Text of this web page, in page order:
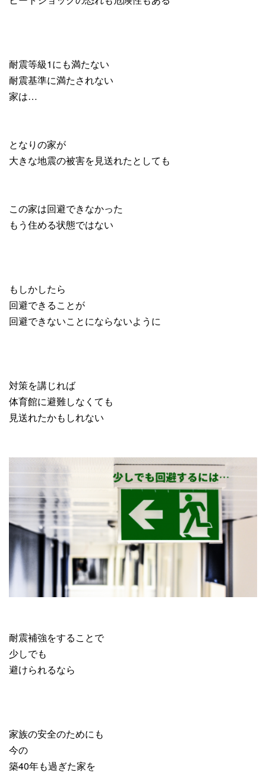
耐震等級1にも満たない
耐震基準に満たされない
家は…
となりの家が
大きな地震の被害を見送れたとしても
この家は回避できなかった
もう住める状態ではない
もしかしたら
回避できることが
回避できないことにならないように
対策を講じれば
体育館に避難しなくても
見送れたかもしれない
耐震補強をすることで
少しでも
避けられるなら
家族の安全のためにも
今の
築40年も過ぎた家を